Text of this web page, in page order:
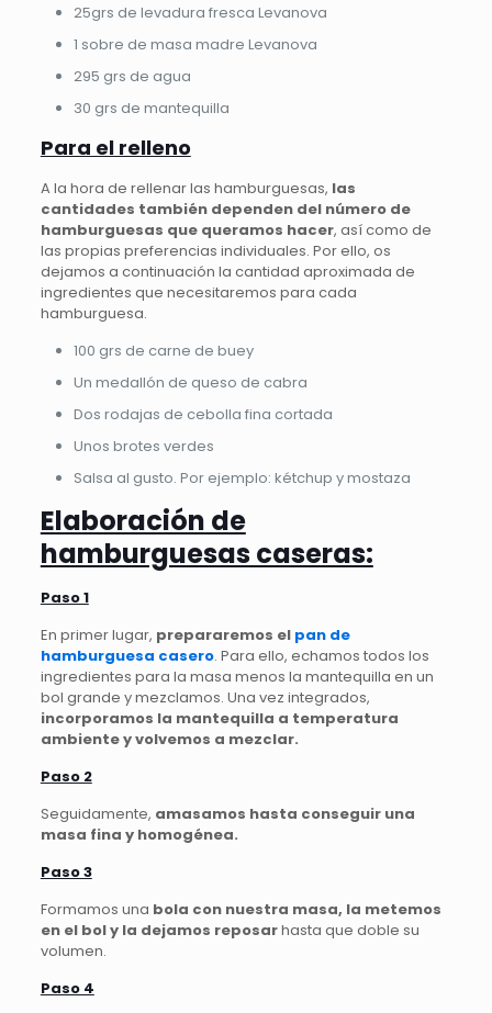
25grs de levadura fresca Levanova
1 sobre de masa madre Levanova
295 grs de agua
30 grs de mantequilla
Para el relleno
A la hora de rellenar las hamburguesas, las
cantidades también dependen del número de
hamburguesas que queramos hacer, así como de
las propias preferencias individuales. Por ello, os
dejamos a continuación la cantidad aproximada de
ingredientes que necesitaremos para cada
hamburguesa.
100 grs de carne de buey
Un medallón de queso de cabra
Dos rodajas de cebolla fina cortada
Unos brotes verdes
Salsa al gusto. Por ejemplo: kétchup y mostaza
Elaboración de
hamburguesas caseras:
Paso 1
En primer lugar, prepararemos el pan de
hamburguesa casero. Para ello, echamos todos los
ingredientes para la masa menos la mantequilla en un
bol grande y mezclamos. Una vez integrados,
incorporamos la mantequilla a temperatura
ambiente y volvemos a mezclar.
Paso 2
Seguidamente, amasamos hasta conseguir una
masa fina y homogénea.
Paso 3
Formamos una bola con nuestra masa, la metemos
en el bol y la dejamos reposarhasta que doble su
volumen.
Paso 4